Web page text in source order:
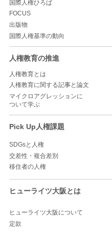
国際人権ひろば
FOCUS
出版物
国際人権基準の動向
人権教育の推進
人権教育とは
人権教育に関する記事と論文
マイクロアグレッションに
ついて学ぶ
Pick Up人権課題
SDGsと人権
交差性・複合差別
移住者の人権
ヒューライツ大阪とは
ヒューライツ大阪について
定款